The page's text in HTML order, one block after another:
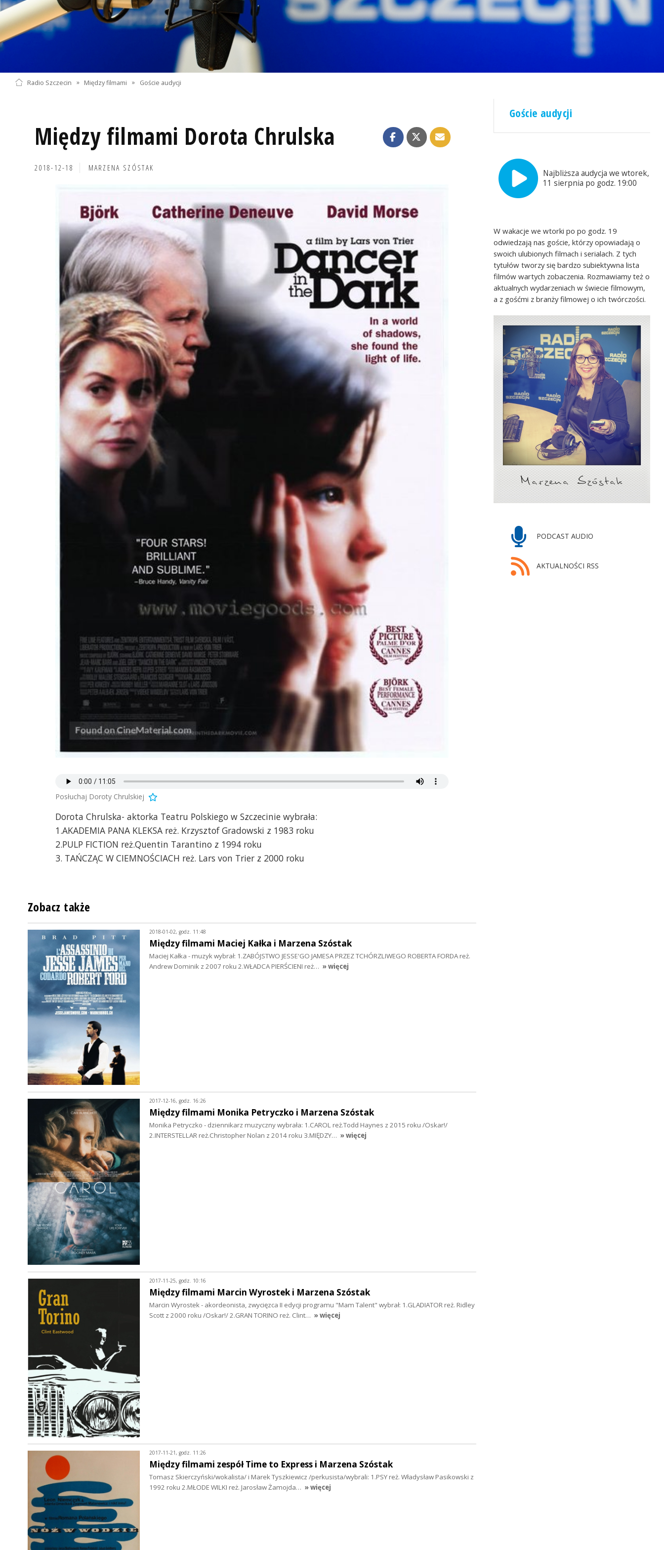
Radio Szczecin » Między filmami » Goście audycji
Między filmami Dorota Chrulska
2018-12-18 MARZENA SZÓSTAK
Posłuchaj Doroty Chrulskiej
Dorota Chrulska- aktorka Teatru Polskiego w Szczecinie wybrała:
1.AKADEMIA PANA KLEKSA reż. Krzysztof Gradowski z 1983 roku
2.PULP FICTION reż.Quentin Tarantino z 1994 roku
3. TAŃCZĄC W CIEMNOŚCIACH reż. Lars von Trier z 2000 roku
Goście audycji
Najbliższa audycja we wtorek,
11 sierpnia po godz. 19:00
W wakacje we wtorki po po godz. 19
odwiedzają nas goście, którzy opowiadają o
swoich ulubionych filmach i serialach. Z tych
tytułów tworzy się bardzo subiektywna lista
filmów wartych zobaczenia. Rozmawiamy też o
aktualnych wydarzeniach w świecie filmowym,
a z gośćmi z branży filmowej o ich twórczości.
PODCAST AUDIO
AKTUALNOŚCI RSS
Zobacz także
2018-01-02, godz. 11:48
Między filmami Maciej Kałka i Marzena Szóstak
Maciej Kałka - muzyk wybrał: 1.ZABÓJSTWO JESSE'GO JAMESA PRZEZ TCHÓRZLIWEGO ROBERTA FORDA reż.
Andrew Dominik z 2007 roku 2.WŁADCA PIERŚCIENI reż… » więcej
2017-12-16, godz. 16:26
Między filmami Monika Petryczko i Marzena Szóstak
Monika Petryczko - dziennikarz muzyczny wybrała: 1.CAROL reż.Todd Haynes z 2015 roku /Oskar!/
2.INTERSTELLAR reż.Christopher Nolan z 2014 roku 3.MIĘDZY… » więcej
2017-11-25, godz. 10:16
Między filmami Marcin Wyrostek i Marzena Szóstak
Marcin Wyrostek - akordeonista, zwycięzca II edycji programu "Mam Talent" wybrał: 1.GLADIATOR reż. Ridley
Scott z 2000 roku /Oskar!/ 2.GRAN TORINO reż. Clint… » więcej
2017-11-21, godz. 11:26
Między filmami zespół Time to Express i Marzena Szóstak
Tomasz Skierczyński/wokalista/ i Marek Tyszkiewicz /perkusista/wybrali: 1.PSY reż. Władysław Pasikowski z
1992 roku 2.MŁODE WILKI reż. Jarosław Żamojda… » więcej